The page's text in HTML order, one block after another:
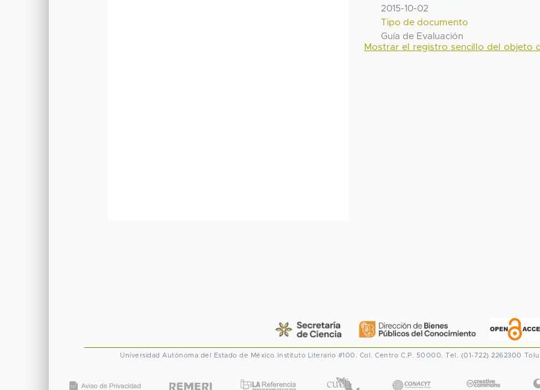
2015-10-02
Tipo de documento
Guía de Evaluación
Mostrar el registro sencillo del objeto
Universidad Autónoma del Estado de México Instituto Literario #100. Col. Centro C.P. 50000. Tel. (01-722) 2262300